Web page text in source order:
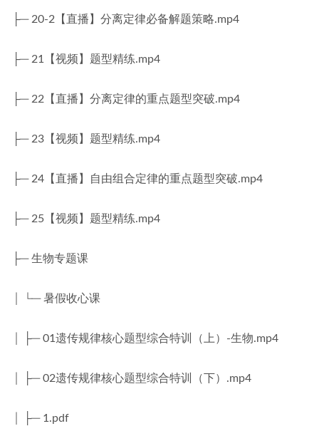
├─ 20-2【直播】分离定律必备解题策略.mp4
├─ 21【视频】题型精练.mp4
├─ 22【直播】分离定律的重点题型突破.mp4
├─ 23【视频】题型精练.mp4
├─ 24【直播】自由组合定律的重点题型突破.mp4
├─ 25【视频】题型精练.mp4
├─ 生物专题课
│ └─ 暑假收心课
│ ├─ 01遗传规律核心题型综合特训（上）-生物.mp4
│ ├─ 02遗传规律核心题型综合特训（下）.mp4
│ ├─ 1.pdf